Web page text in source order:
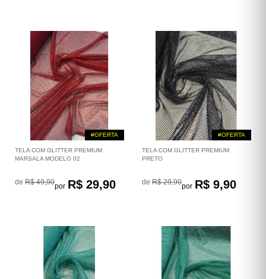
#OFERTA
TELA COM GLITTER PREMIUM
MARSALA MODELO 02
de R$ 49,90por R$ 29,90
#OFERTA
TELA COM GLITTER PREMIUM
PRETO
de R$ 29,90por R$ 9,90